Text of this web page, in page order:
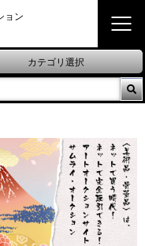
ョン
カテゴリ選択
